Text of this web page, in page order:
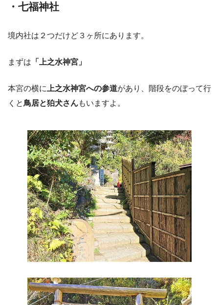
・七福神社
境内社は２つだけど３ヶ所にあります。
まずは 「上之水神宮」
本宮の横に 上之水神宮への参道があり、階段をのぼって行
くと鳥居と狛犬さんもいますよ。